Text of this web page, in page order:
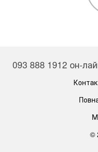
093 888 1912 он-
©